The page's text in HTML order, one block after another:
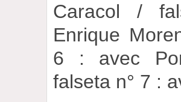
Caracol /
Enrique
6 : avec
falseta n° 7 :